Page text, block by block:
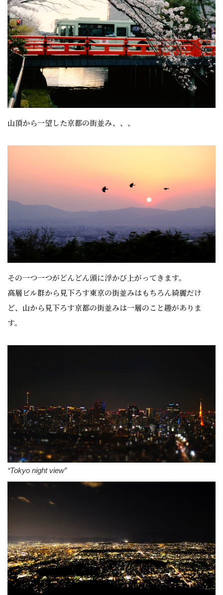
山頂から一望した京都の街並み、、、
その一つ一つがどんどん頭に浮かび上がってきます。
高層ビル群から見下ろす東京の街並みはもちろん綺麗だけ
ど、山から見下ろす京都の街並みは一層のこと趣がありま
す。
“Tokyo night view”